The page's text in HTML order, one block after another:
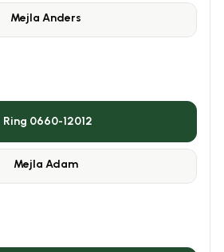
Mejla Anders
Ring 0660-12012
Mejla Adam